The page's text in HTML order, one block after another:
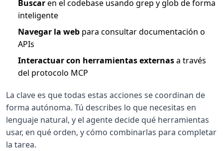
Buscaren el codebase usando grep y glob de forma
inteligente
Navegar la web para consultar documentación o
APIs
Interactuar con herramientas externasa través
del protocolo MCP
La clave es que todas estas acciones se coordinan de
forma autónoma. Tú describes lo que necesitas en
lenguaje natural, y el agente decide qué herramientas
usar, en qué orden, y cómo combinarlas para completar
la tarea.